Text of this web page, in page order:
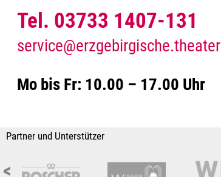
Tel. 03733 1407-131
service@erzgebirgische.theater
Mo bis Fr: 10.00 – 17.00 Uhr
Partner und Unterstützer
<